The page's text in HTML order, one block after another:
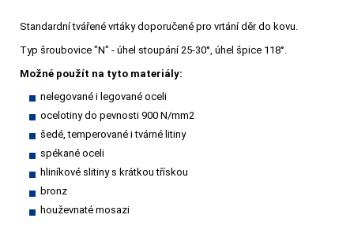
Standardní tvářené vrtáky doporučené pro vrtání děr do kovu.
Typ šroubovice "N" - úhel stoupání 25-30°, úhel špice 118°.
Možné použít na tyto materiály:
nelegované i legované oceli
ocelotiny do pevnosti 900 N/mm2
šedé, temperované i tvárné litiny
spékané oceli
hliníkové slitiny s krátkou třískou
bronz
houževnaté mosazi